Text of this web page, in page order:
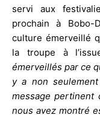
servi aux
prochain à Bobo-
culture émerveillé
la troupe à
émerveillés par ce
y a non
message pertinent
nous avez montré